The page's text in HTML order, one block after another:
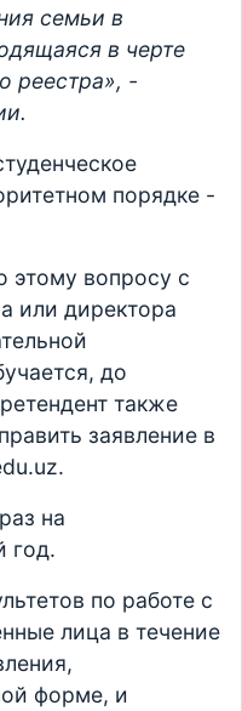
семьи в
в черте
реестра», -
порядке -
этому вопросу с
или директора
до
также
заявление в
на
год.
по работе с
лица в течение
форме, и